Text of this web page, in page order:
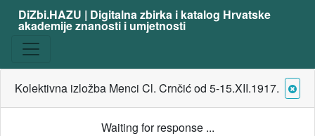
DiZbi.HAZU | Digitalna zbirka i katalog Hrvatske
akademije znanosti i umjetnosti
Kolektivna izložba Menci Cl. Crnčić od 5-15.XII.1917.
Waiting for response ...